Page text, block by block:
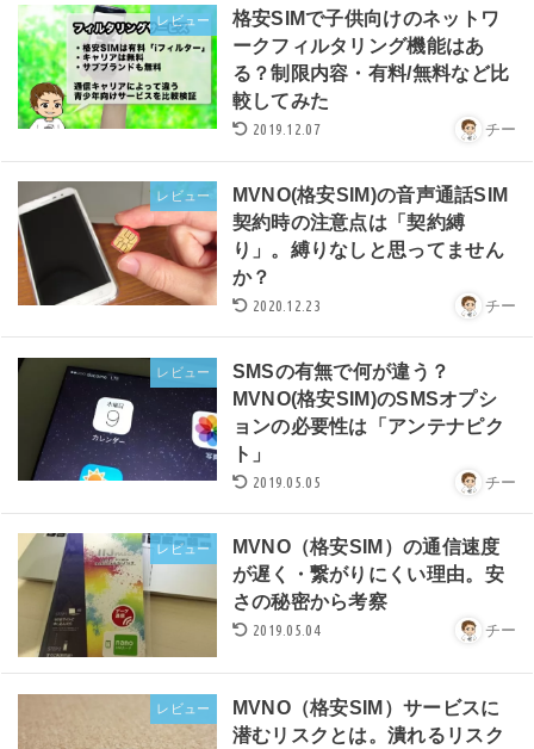
レビュー
格安SIMで子供向けのネットワ
ークフィルタリング機能はあ
る？制限内容・有料/無料など比
較してみた
2019.12.07 チー
レビュー
MVNO(格安SIM)の音声通話SIM
契約時の注意点は「契約縛
り」。縛りなしと思ってません
か？
2020.12.23 チー
レビュー
SMSの有無で何が違う？
MVNO(格安SIM)のSMSオプシ
ョンの必要性は「アンテナピク
ト」
2019.05.05 チー
レビュー
MVNO（格安SIM）の通信速度
が遅く・繋がりにくい理由。安
さの秘密から考察
2019.05.04 チー
レビュー
MVNO（格安SIM）サービスに
潜むリスクとは。潰れるリスク